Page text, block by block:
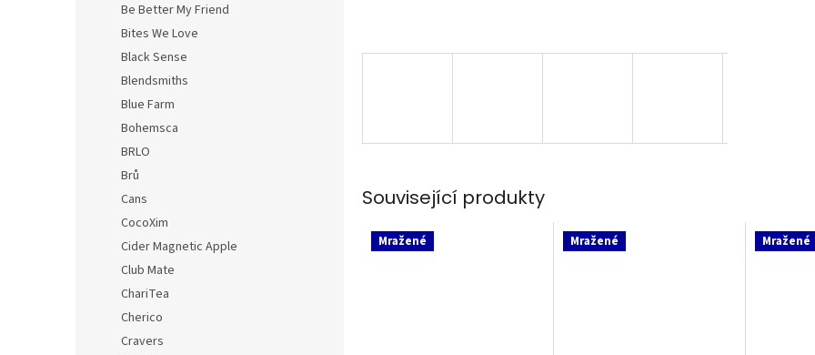
Be Better My Friend
Bites We Love
Black Sense
Blendsmiths
Blue Farm
Bohemsca
BRLO
Brů
Cans
CocoXim
Cider Magnetic Apple
Club Mate
ChariTea
Cherico
Cravers
Související produkty
Mražené Mražené Mražené